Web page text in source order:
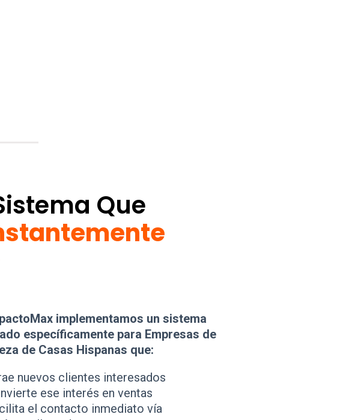
Que
implementamos un sistema
específicamente para Empresas de
de Casas Hispanas que:
nuevos clientes interesados
ese interés en ventas
el contacto inmediato vía